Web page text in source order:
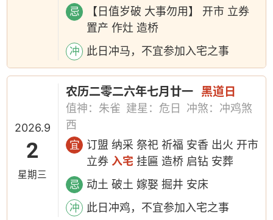
忌
【日值岁破 大事勿用】 开市 立券
置产 作灶 造桥
冲 此日冲马，不宜参加入宅之事
2026.9
2
星期三
农历二零二六年七月廿一 黑道日
值神：朱雀 建星：危日
冲煞：冲鸡煞
西
宜
订盟 纳采 祭祀 祈福 安香 出火 开市
立券 入宅 挂匾 造桥 启钻 安葬
忌 动土 破土 嫁娶 掘井 安床
冲 此日冲鸡，不宜参加入宅之事